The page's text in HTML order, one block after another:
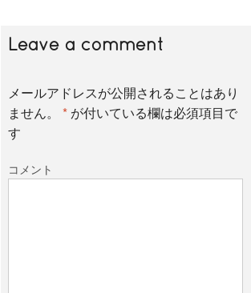
Leave a comment
メールアドレスが公開されることはあり
ません。
* が付いている欄は必須項目で
す
コメント